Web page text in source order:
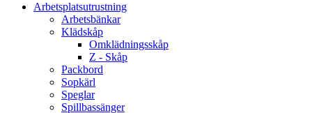
Arbetsplatsutrustning
Arbetsbänkar
Klädskåp
Omklädningsskåp
Z - Skåp
Packbord
Sopkärl
Speglar
Spillbassänger